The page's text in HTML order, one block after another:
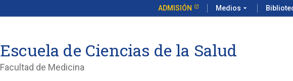
ADMISIÓN Medios arrow_drop_down
Escuela de Ciencias de la Salud
Facultad de Medicina